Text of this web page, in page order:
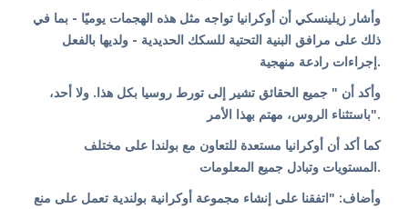
وأشار زيلينسكي أن أوكرانيا تواجه مثل هذه الهجمات يوميًا - بما في
ذلك على مرافق البنية التحتية للسكك الحديدية - ولديها بالفعل
إجراءات رادعة منهجية.
وأكد أن " جميع الحقائق تشير إلى تورط روسيا بكل هذا. ولا أحد،
باستثناء الروس، مهتم بهذا الأمر".
كما أكد أن أوكرانيا مستعدة للتعاون مع بولندا على مختلف
المستويات وتبادل جميع المعلومات.
وأضاف: "اتفقنا على إنشاء مجموعة أوكرانية بولندية تعمل على منع